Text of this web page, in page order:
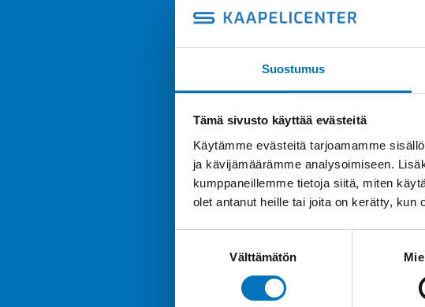
Suostumus
Tämä sivusto käyttää evästeitä
Käytämme evästeitä tarjoamamme
ja kävijämäärämme analysoimiseen.
kumppaneillemme tietoja siitä, miten
olet antanut heille tai joita on kerätty, kun
Välttämätön